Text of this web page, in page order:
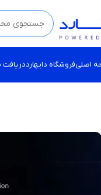
ها بروز شد . . . اینجا کیک کن !
اصلیفروشگاه دایهارددریافت